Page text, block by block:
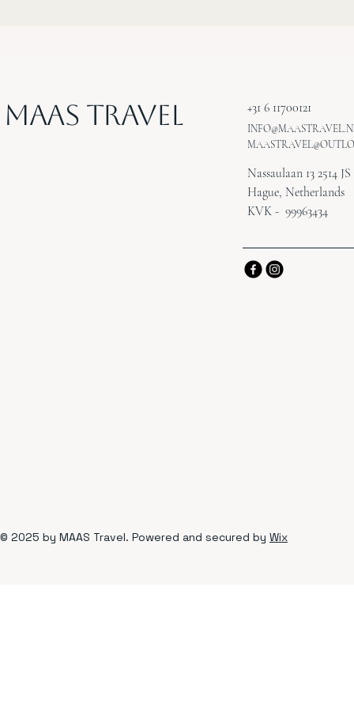
MAAS Travel +31 6 11700121
Nassaulaan 13 2514
Hague, Netherlands
KVK - 99963434
© 2025 by MAAS Travel. Powered and secured by Wix